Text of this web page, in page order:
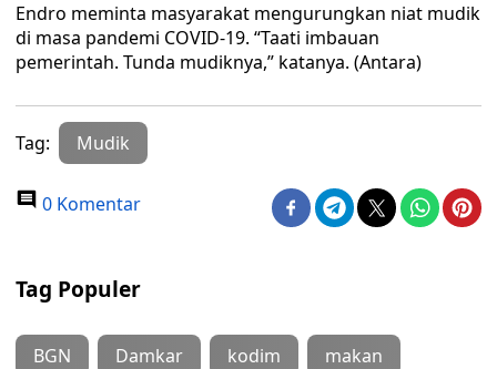
Endro meminta masyarakat mengurungkan niat mudik
di masa pandemi COVID-19. “Taati imbauan
pemerintah. Tunda mudiknya,” katanya. (Antara)
Tag: Mudik
0 Komentar
Tag Populer
BGN Damkar kodim makan